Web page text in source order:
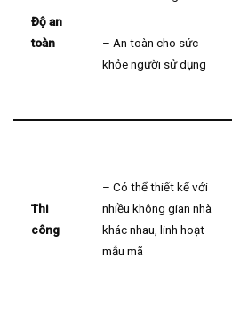
Độ an
toàn
– An toàn cho sức
khỏe người sử dụng
Thi
công
– Có thể thiết kế với
nhiều không gian nhà
khác nhau, linh hoạt
mẫu mã